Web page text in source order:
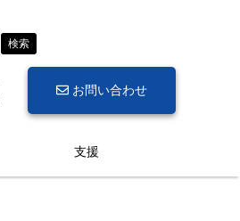
検索
お問い合わせ
支援